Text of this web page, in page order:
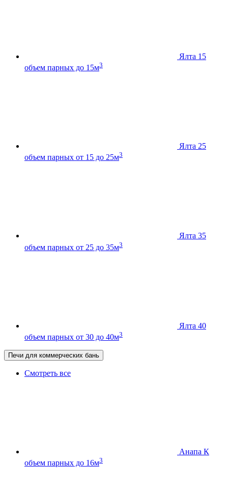
Ялта 15
объем парных до 15м3
Ялта 25
объем парных от 15 до 25м3
Ялта 35
объем парных от 25 до 35м3
Ялта 40
объем парных от 30 до 40м3
Печи для коммерческих бань
Смотреть все
Анапа К
объем парных до 16м3